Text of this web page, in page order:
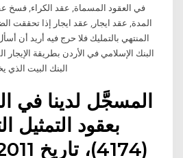
في العقود المسماة, عقد الكراء, فسخ
المدة, عقد ايجار, عقد ايجار إذا تحققت
المنتهي بالتمليك فلا حرج فيه أريد أن
البنك الإسلامي في الأردن بطريقة
البنك البيت
المسجَّل لدينا في
بعقود التمثيل